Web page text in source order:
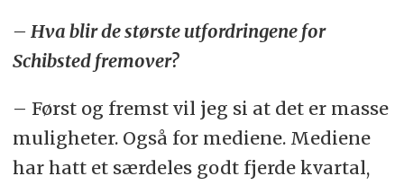
– Hva blir de største utfordringene for
Schibsted fremover?
– Først og fremst vil jeg si at det er masse
muligheter. Også for mediene. Mediene
har hatt et særdeles godt fjerde kvartal,